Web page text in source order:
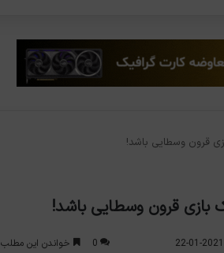
قرون وسطایی باشد!
بازی قرون وسطایی باشد!
0 خواندن این مطلب 1 دقیقه زمان میبرد